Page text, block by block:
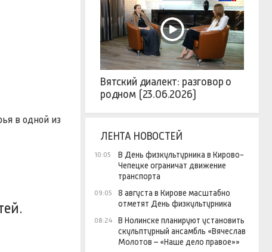
в одной из
Вятский диалект: разговор о
родном (23.06.2026)
ЛЕНТА НОВОСТЕЙ
10:05
В День физкультурника в Кирово-
Чепецке ограничат движение
транспорта
09:05
8 августа в Кирове масштабно
отметят День физкультурника
08:24
В Нолинске планируют установить
скульптурный ансамбль «Вячеслав
Молотов – «Наше дело правое»»